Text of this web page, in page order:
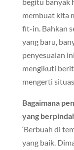
membuat kita
fit-in. Bahkan
yang baru,
penyesuaian
mengikuti
mengerti
Bagaimana
yang
‘Berbuah di
yang baik.